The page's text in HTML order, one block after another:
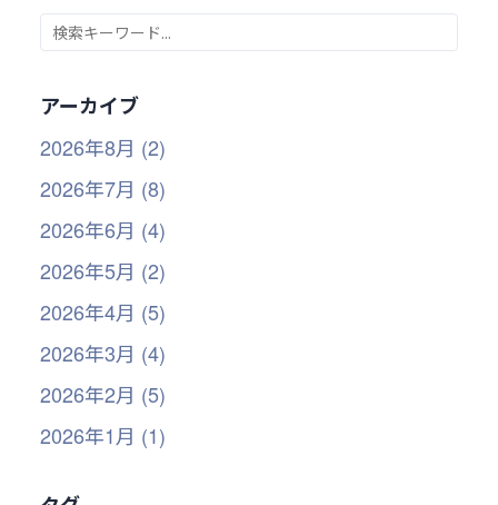
アーカイブ
2026年8月 (2)
2026年7月 (8)
2026年6月 (4)
2026年5月 (2)
2026年4月 (5)
2026年3月 (4)
2026年2月 (5)
2026年1月 (1)